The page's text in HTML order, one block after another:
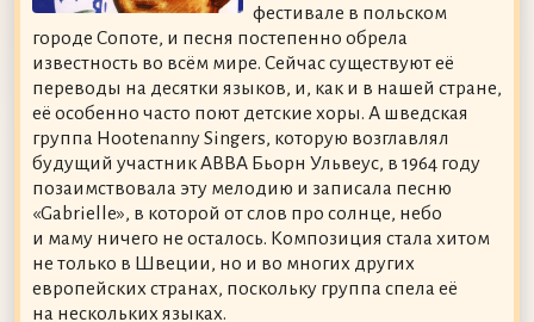
фестивале в польском
городе Сопоте, и песня постепенно обрела
известность во всём мире. Сейчас существуют её
переводы на десятки языков, и, как и в нашей стране,
её особенно часто поют детские хоры. А шведская
группа Hootenanny Singers, которую возглавлял
будущий участник ABBA Бьорн Ульвеус, в 1964 году
позаимствовала эту мелодию и записала песню
«Gabrielle», в которой от слов про солнце, небо
и маму ничего не осталось. Композиция стала хитом
не только в Швеции, но и во многих других
европейских странах, поскольку группа спела её
на нескольких языках.